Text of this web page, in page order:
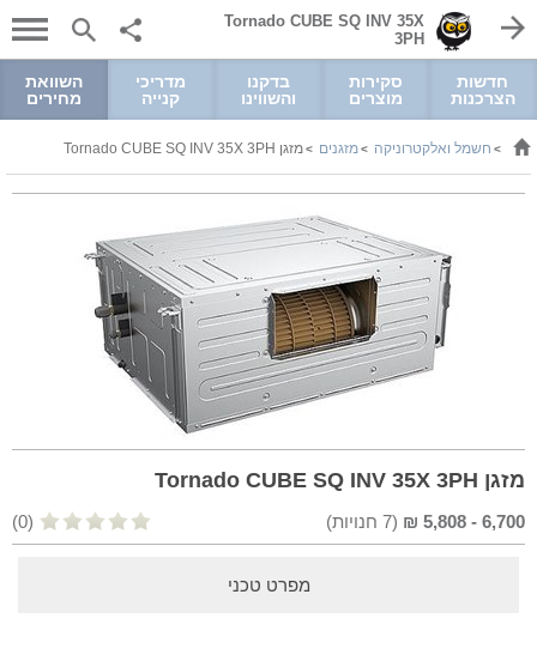
Tornado CUBE SQ INV 35X
3PH
חדשות
הצרכנות
סקירות
מוצרים
בדקנו
והשווינו
מדריכי
קנייה
השוואת
מחירים
> חשמל ואלקטרוניקה >מזגנים >מזגן Tornado CUBE SQ INV 35X 3PH
מזגן Tornado CUBE SQ INV 35X 3PH
6,700
-
5,808
₪
(
7 חנויות) (0)
מפרט טכני